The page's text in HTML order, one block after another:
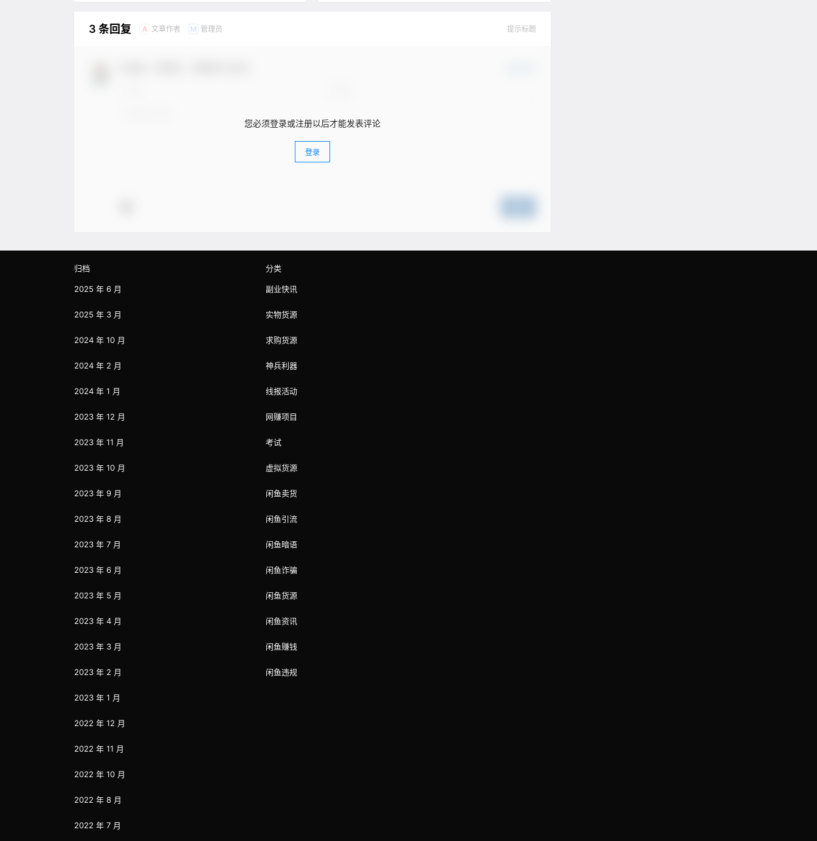
3 条回复 A 文章作者 M 管理员 提示标题
您必须登录或注册以后才能发表评论
登录
归档
2025 年 6 月
2025 年 3 月
2024 年 10 月
2024 年 2 月
2024 年 1 月
2023 年 12 月
2023 年 11 月
2023 年 10 月
2023 年 9 月
2023 年 8 月
2023 年 7 月
2023 年 6 月
2023 年 5 月
2023 年 4 月
2023 年 3 月
2023 年 2 月
2023 年 1 月
2022 年 12 月
2022 年 11 月
2022 年 10 月
2022 年 8 月
2022 年 7 月
分类
副业快讯
实物货源
求购货源
神兵利器
线报活动
网赚项目
考试
虚拟货源
闲鱼卖货
闲鱼引流
闲鱼暗语
闲鱼诈骗
闲鱼货源
闲鱼资讯
闲鱼赚钱
闲鱼违规